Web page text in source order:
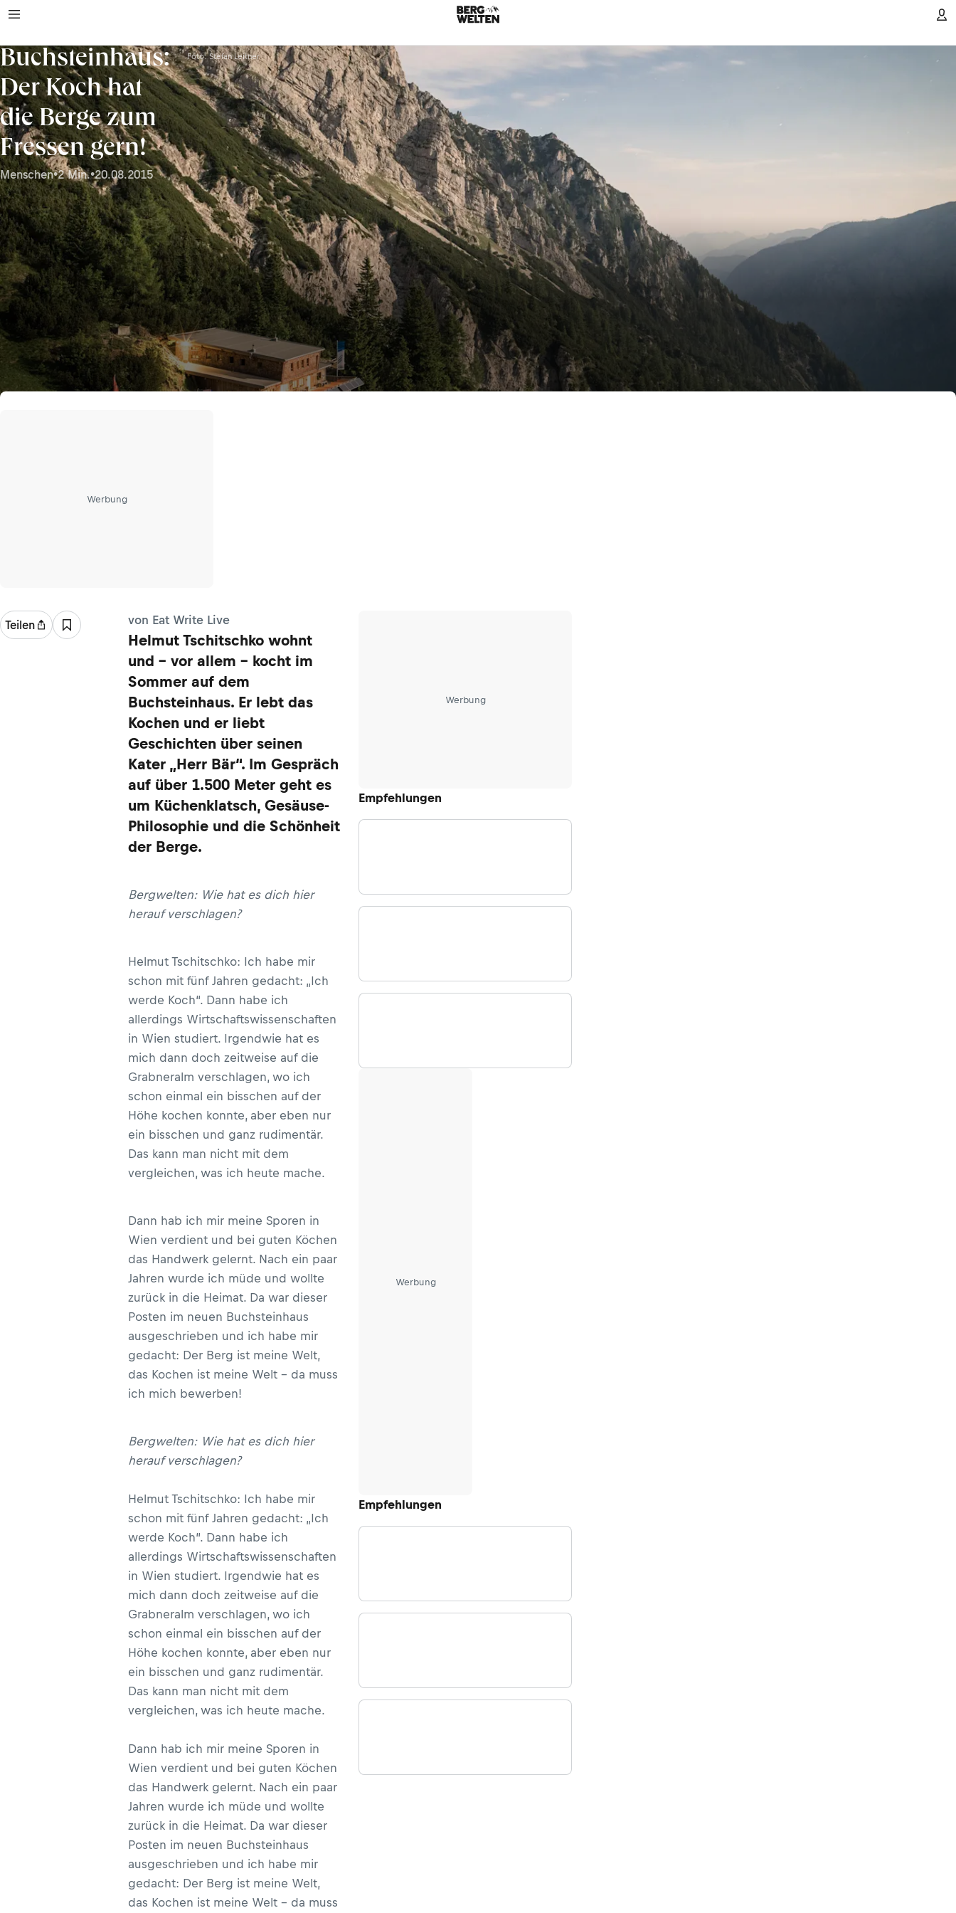
Buchsteinhaus:
Der Koch hat
die Berge zum
Fressen gern!
Menschen•2 Min.•20.08.2015
Foto: Stefan Leitner
Werbung
Teilen
Werbung
Empfehlungen
Werbung
Empfehlungen
von Eat Write Live
Helmut Tschitschko wohnt
und - vor allem - kocht im
Sommer auf dem
Buchsteinhaus. Er lebt das
Kochen und er liebt
Geschichten über seinen
Kater „Herr Bär“. Im Gespräch
auf über 1.500 Meter geht es
um Küchenklatsch, Gesäuse-
Philosophie und die Schönheit
der Berge.
Bergwelten: Wie hat es dich hier
herauf verschlagen?
Helmut Tschitschko: Ich habe mir
schon mit fünf Jahren gedacht: „Ich
werde Koch“. Dann habe ich
allerdings Wirtschaftswissenschaften
in Wien studiert. Irgendwie hat es
mich dann doch zeitweise auf die
Grabneralm verschlagen, wo ich
schon einmal ein bisschen auf der
Höhe kochen konnte, aber eben nur
ein bisschen und ganz rudimentär.
Das kann man nicht mit dem
vergleichen, was ich heute mache.
Dann hab ich mir meine Sporen in
Wien verdient und bei guten Köchen
das Handwerk gelernt. Nach ein paar
Jahren wurde ich müde und wollte
zurück in die Heimat. Da war dieser
Posten im neuen Buchsteinhaus
ausgeschrieben und ich habe mir
gedacht: Der Berg ist meine Welt,
das Kochen ist meine Welt - da muss
ich mich bewerben!
Bergwelten: Wie hat es dich hier
herauf verschlagen?
Helmut Tschitschko: Ich habe mir
schon mit fünf Jahren gedacht: „Ich
werde Koch“. Dann habe ich
allerdings Wirtschaftswissenschaften
in Wien studiert. Irgendwie hat es
mich dann doch zeitweise auf die
Grabneralm verschlagen, wo ich
schon einmal ein bisschen auf der
Höhe kochen konnte, aber eben nur
ein bisschen und ganz rudimentär.
Das kann man nicht mit dem
vergleichen, was ich heute mache.
Dann hab ich mir meine Sporen in
Wien verdient und bei guten Köchen
das Handwerk gelernt. Nach ein paar
Jahren wurde ich müde und wollte
zurück in die Heimat. Da war dieser
Posten im neuen Buchsteinhaus
ausgeschrieben und ich habe mir
gedacht: Der Berg ist meine Welt,
das Kochen ist meine Welt - da muss